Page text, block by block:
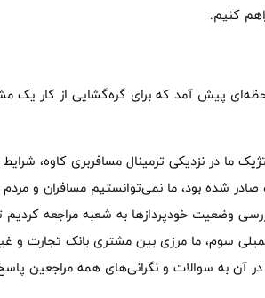
کنیم.
پیش آمد که برای گره‌گشایی از کار یک
ما در نزدیکی ترمینال مسافربری کاوه،
شده بود، ما نمی‌توانستیم مسافران و مردم
وضعیت خودپردازها به شعبه مراجعه
سوم، ما مرزی بین مشتری بانک تجارت و
آن به سوالات و نگرانی‌های همه مراجعین